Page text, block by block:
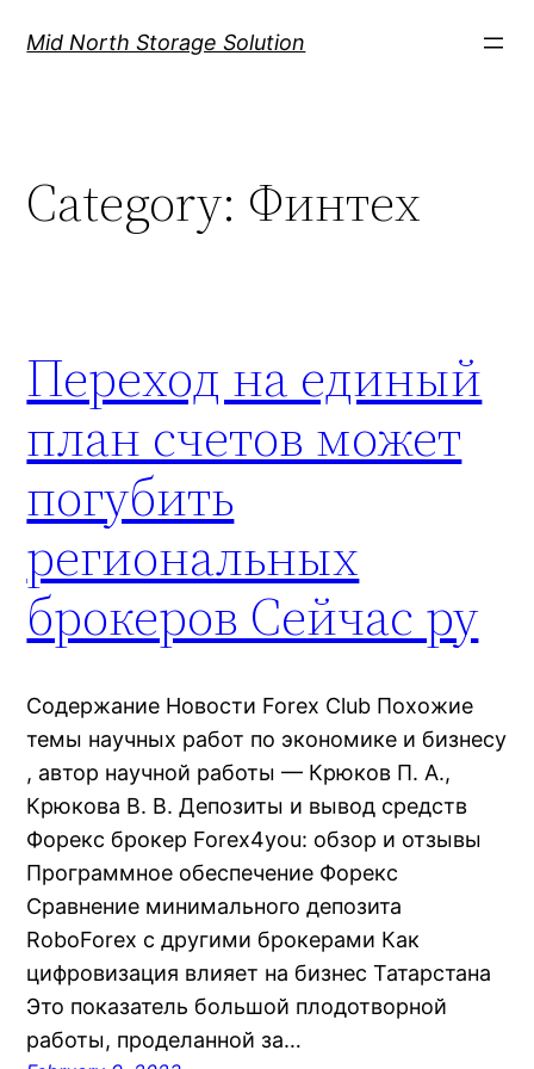
Mid North Storage Solution
Category: Финтех
Переход на единый
план счетов может
погубить
региональных
брокеров Сейчас ру
Содержание Новости Forex Club Похожие
темы научных работ по экономике и бизнесу
, автор научной работы — Крюков П. А.,
Крюкова В. В. Депозиты и вывод средств
Форекс брокер Forex4you: обзор и отзывы
Программное обеспечение Форекс
Сравнение минимального депозита
RoboForex с другими брокерами Как
цифровизация влияет на бизнес Татарстана
Это показатель большой плодотворной
работы, проделанной за…